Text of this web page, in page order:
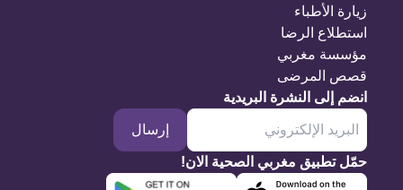
زيارة الأطباء
استطلاع الرضا
مؤسسة مغربي
قصص المرضى
انضم إلى النشرة البريدية
إرسال
حمّل تطبيق مغربي الصحية الان!